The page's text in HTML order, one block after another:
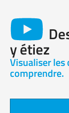
y étiez
Visualiser les
comprendre.